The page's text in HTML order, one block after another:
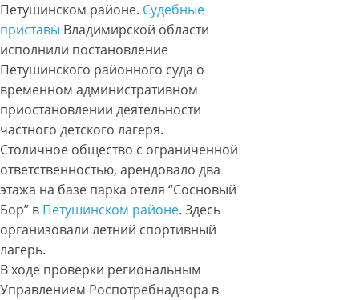
Петушинском районе. Судебные
приставы Владимирской области
исполнили постановление
Петушинского районного суда о
временном административном
приостановлении деятельности
частного детского лагеря.
Столичное общество с ограниченной
ответственностью, арендовало два
этажа на базе парка отеля “Сосновый
Бор” в Петушинском районе. Здесь
организовали летний спортивный
лагерь.
В ходе проверки региональным
Управлением Роспотребнадзора в